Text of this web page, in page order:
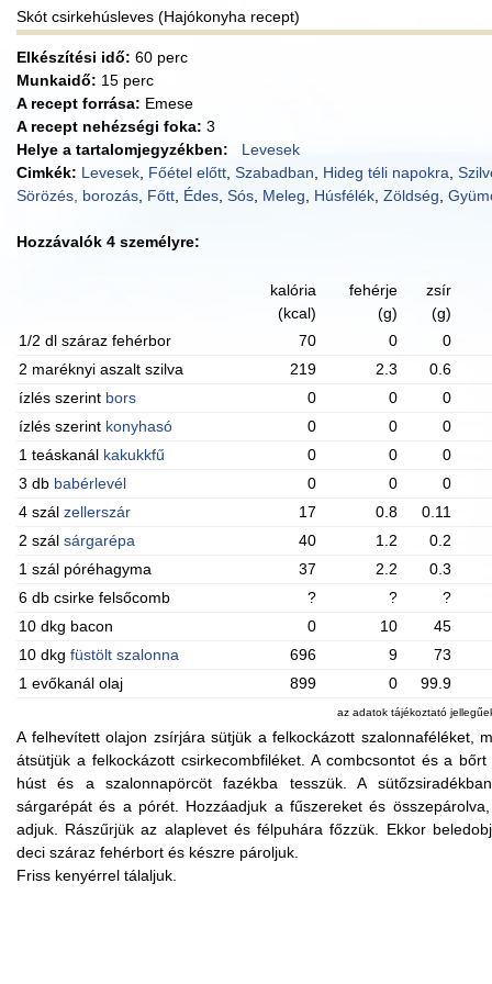
Skót csirkehúsleves (Hajókonyha recept)
Elkészítési idő: 60 perc
Munkaidő: 15 perc
A recept forrása: Emese
A recept nehézségi foka: 3
Helye a tartalomjegyzékben:
Levesek
Cimkék: Levesek Főétel előtt Szabadban Hideg téli napokra
Sörözés, borozás Főtt Édes Sós Meleg Húsfélék Zöldség
Hozzávalók 4 személyre:
kalória
(kcal)
fehérje
(g)
zsír
(g)
1/2 dl száraz fehérbor
70 0
0
2 maréknyi aszalt szilva
219 2.3
0.6
ízlés szerint bors 0 0
0
ízlés szerint konyhasó 0 0
0
1 teáskanál kakukkfű 0 0
0
3 db babérlevél 0 0
0
4 szál zellerszár 17 0.8
0.11
2 szál sárgarépa 40 1.2
0.2
1 szál póréhagyma
37 2.2
0.3
6 db csirke felsőcomb
? ?
?
10 dkg bacon
0 10
45
10 dkg füstölt szalonna 696 9
73
1 evőkanál olaj
899 0 99.9
az adatok tájékoztató
A felhevített olajon zsírjára sütjük a felkockázott szalonnaféléket,
átsütjük a felkockázott csirkecombfiléket. A combcsontot és a
húst és a szalonnapörcöt fazékba tesszük. A
sárgarépát és a pórét. Hozzáadjuk a fűszereket és
adjuk. Rászűrjük az alaplevet és félpuhára főzzük. Ekkor
deci száraz fehérbort és készre pároljuk.
Friss kenyérrel tálaljuk.